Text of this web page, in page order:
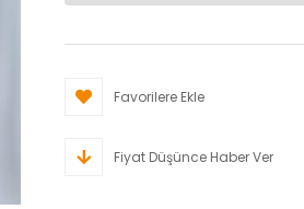
Favorilere Ekle
Fiyat Düşünce Haber Ver